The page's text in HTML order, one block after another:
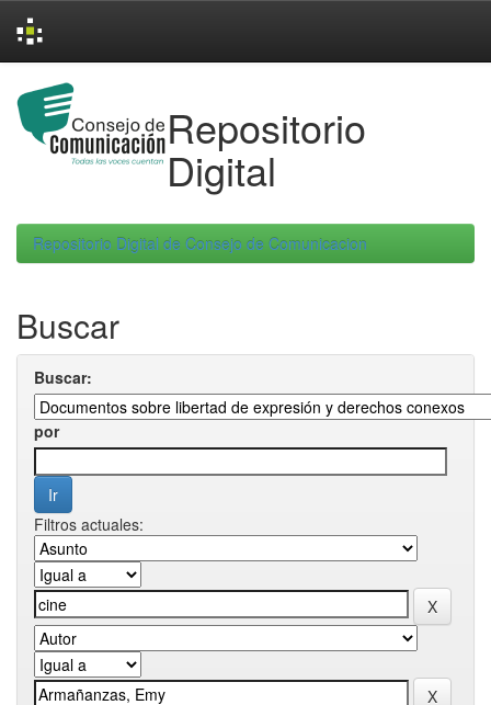
navigation
Repositorio
Digital
Repositorio Digital de Consejo de Comunicacion
Buscar
Buscar:
por
Filtros actuales: